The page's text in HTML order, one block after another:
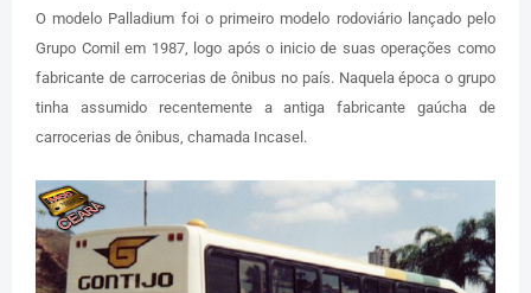
O modelo Palladium foi o primeiro modelo rodoviário lançado pelo
Grupo Comil em 1987, logo após o inicio de suas operações como
fabricante de carrocerias de ônibus no país. Naquela época o grupo
tinha assumido recentemente a antiga fabricante gaúcha de
carrocerias de ônibus, chamada Incasel.